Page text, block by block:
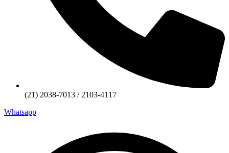
(21) 2038-7013 / 2103-4117
Whatsapp